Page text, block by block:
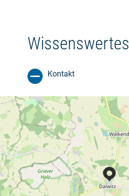
Wissenswertes
Kontakt